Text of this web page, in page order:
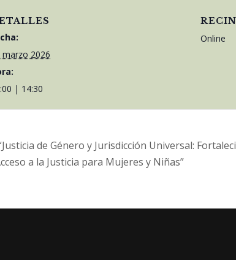
marzo 2026
| 14:30
Online
de Género y Jurisdicción Universal:
a la Justicia para Mujeres y Niñas”